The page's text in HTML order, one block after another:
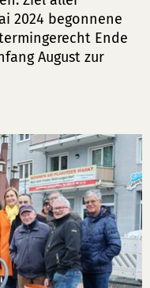
2024 begonnene
Ende
August zur